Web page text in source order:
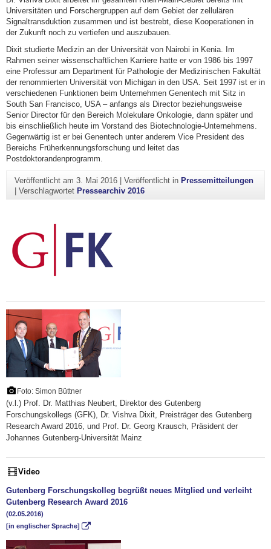
Universitäten und Forschergruppen auf dem Gebiet der zellulären
Signaltransduktion zusammen und ist bestrebt, diese Kooperationen in
der Zukunft noch zu vertiefen und auszubauen.
Dixit studierte Medizin an der Universität von Nairobi in Kenia. Im
Rahmen seiner wissenschaftlichen Karriere hatte er von 1986 bis 1997
eine Professur am Department für Pathologie der Medizinischen Fakultät
der renommierten Universität von Michigan in den USA. Seit 1997 ist er in
verschiedenen Funktionen beim Unternehmen Genentech mit Sitz in
South San Francisco, USA – anfangs als Director beziehungsweise
Senior Director für den Bereich Molekulare Onkologie, dann später und
bis einschließlich heute im Vorstand des Biotechnologie-Unternehmens.
Gegenwärtig ist er bei Genentech unter anderem Vice President des
Bereichs Früherkennungsforschung und leitet das
Postdoktorandenprogramm.
Veröffentlicht am 3. Mai 2016| Veröffentlicht in Pressemitteilungen
| Verschlagwortet Pressearchiv 2016
Foto: Simon Büttner
(v.l.) Prof. Dr. Matthias Neubert, Direktor des Gutenberg
Forschungskollegs (GFK), Dr. Vishva Dixit, Preisträger des Gutenberg
Research Award 2016, und Prof. Dr. Georg Krausch, Präsident der
Johannes Gutenberg-Universität Mainz
Video
Gutenberg Forschungskolleg begrüßt neues Mitglied und verleiht
Gutenberg Research Award 2016
(02.05.2016)
[in englischer Sprache]